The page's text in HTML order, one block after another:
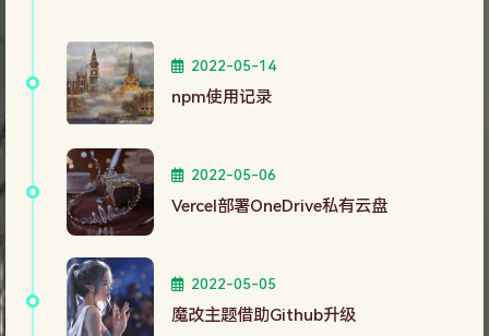
2022-05-14
npm使用记录
2022-05-06
Vercel部署OneDrive私有云盘
2022-05-05
魔改主题借助Github升级